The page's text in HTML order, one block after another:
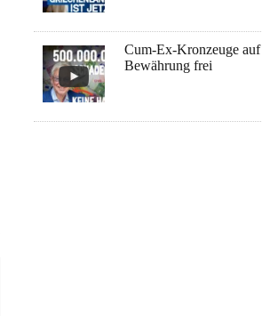
Cum-Ex-Kronzeuge auf
Bewährung frei